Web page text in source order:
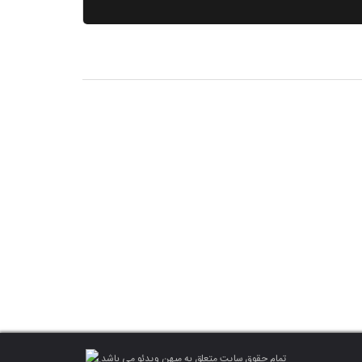
تمام حقوق سایت متعلق به میهن ویدئو می باشد.